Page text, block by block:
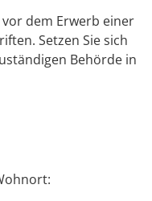
dem Erwerb einer
Setzen Sie sich
Behörde in